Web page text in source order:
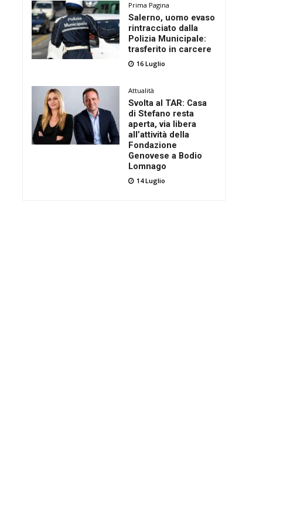
Prima Pagina
Salerno, uomo evaso
rintracciato dalla
Polizia Municipale:
trasferito in carcere
16 Luglio
Attualità
Svolta al TAR: Casa
di Stefano resta
aperta, via libera
all’attività della
Fondazione
Genovese a Bodio
Lomnago
14 Luglio